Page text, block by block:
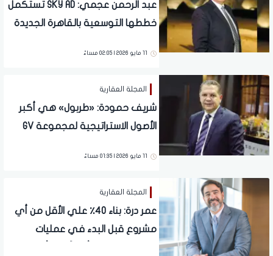
عبد الرحمن عجمي: SKY AD تستكمل
خططها التوسعية بالقاهرة الجديدة
مساحة 75 فدانًا بالتجمع السادس
11 مايو 2026 | 02:05 مساءً
المجلة العقارية
شريف حمودة: «طربول» هي أكبر
الأصول الاستراتيجية لمجموعة GV
خططنا الاستثمارية
11 مايو 2026 | 01:35 مساءً
المجلة العقارية
عمر درة: بناء 40٪ علي الأقل من أي
مشروع قبل البدء في عمليات